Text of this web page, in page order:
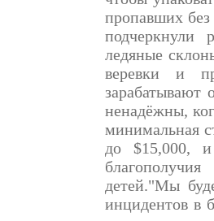
пропавших без
подчеркнули
ледяные
веревки и
зарабатывают
ненадёжны,
минимальная
до $15,000,
детей."Мы
инцидентов в